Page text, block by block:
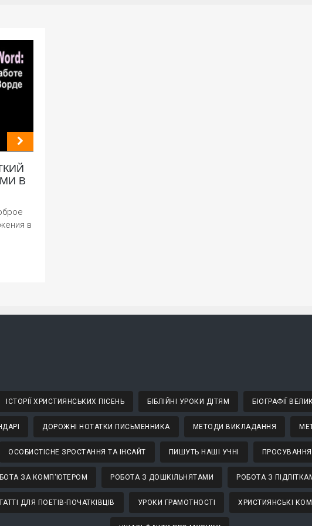
В
в
ІСТОРІЇ ХРИСТИЯНСЬКИХ ПІСЕНЬ БІБЛІЙНІ УРОКИ ДІТЯМ БІОГРАФІЇ
ДОРОЖНІ НОТАТКИ ПИСЬМЕННИКА МЕТОДИ ВИКЛАДАННЯ
ОСОБИСТІСНЕ ЗРОСТАННЯ ТА ІНСАЙТ ПИШУТЬ НАШІ УЧНІ
ЗА КОМП'ЮТЕРОМ РОБОТА З ДОШКІЛЬНЯТАМИ РОБОТА З
ДЛЯ ПОЕТІВ-ПОЧАТКІВЦІВ УРОКИ ГРАМОТНОСТІ ХРИСТИЯНСЬКІ